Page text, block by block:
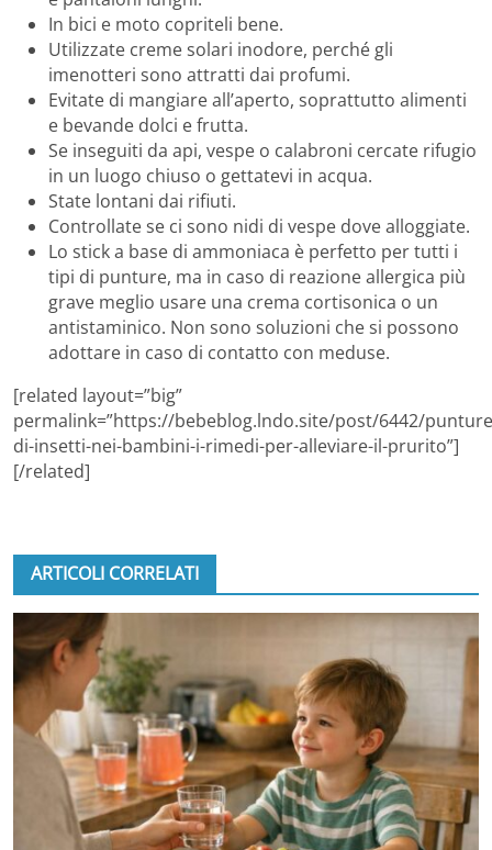
In bici e moto copriteli bene.
Utilizzate creme solari inodore, perché gli
imenotteri sono attratti dai profumi.
Evitate di mangiare all’aperto, soprattutto alimenti
e bevande dolci e frutta.
Se inseguiti da api, vespe o calabroni cercate rifugio
in un luogo chiuso o gettatevi in acqua.
State lontani dai rifiuti.
Controllate se ci sono nidi di vespe dove alloggiate.
Lo stick a base di ammoniaca è perfetto per tutti i
tipi di punture, ma in caso di reazione allergica più
grave meglio usare una crema cortisonica o un
antistaminico. Non sono soluzioni che si possono
adottare in caso di contatto con meduse.
[related layout=”big”
permalink=”https://bebeblog.lndo.site/post/6442/
di-insetti-nei-bambini-i-rimedi-per-alleviare-il-prurito”]
[/related]
ARTICOLI CORRELATI